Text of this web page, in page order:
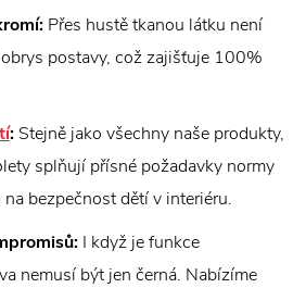
Přes hustě tkanou látku není
postavy, což zajišťuje 100%
: Stejně jako všechny naše produkty,
splňují přísné požadavky normy
bezpečnost dětí v interiéru.
I když je funkce
nemusí být jen černá. Nabízíme